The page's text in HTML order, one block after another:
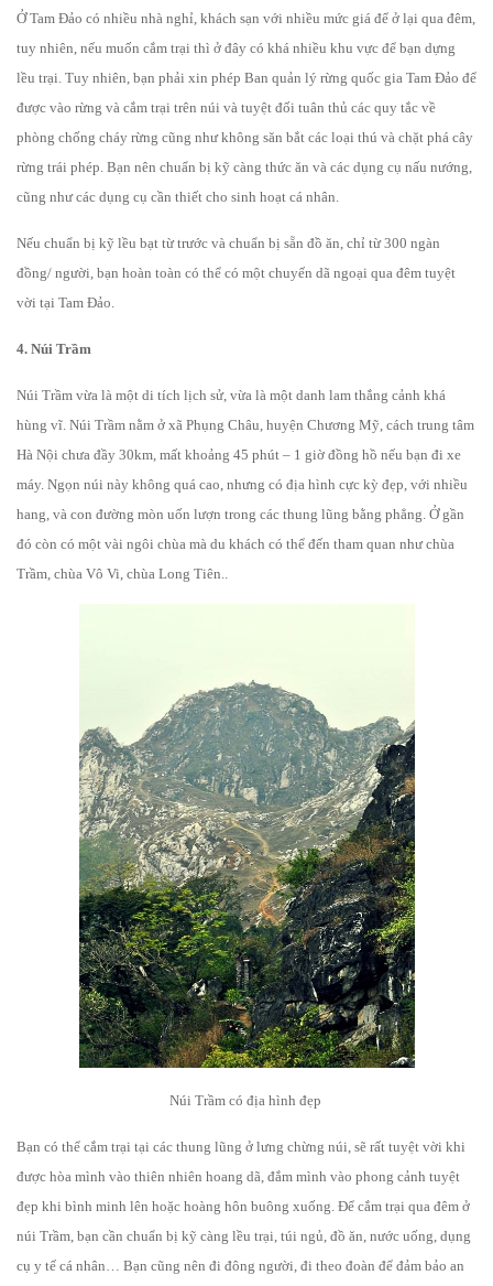
Ở Tam Đảo có nhiều nhà nghỉ, khách sạn với nhiều mức giá để ở lại qua đêm,
tuy nhiên, nếu muốn cắm trại thì ở đây có khá nhiều khu vực để bạn dựng
lều trại. Tuy nhiên, bạn phải xin phép Ban quản lý rừng quốc gia Tam Đảo để
được vào rừng và cắm trại trên núi và tuyệt đối tuân thủ các quy tắc về
phòng chống cháy rừng cũng như không săn bắt các loại thú và chặt phá cây
rừng trái phép. Bạn nên chuẩn bị kỹ càng thức ăn và các dụng cụ nấu nướng,
cũng như các dụng cụ cần thiết cho sinh hoạt cá nhân.
Nếu chuẩn bị kỹ lều bạt từ trước và chuẩn bị sẵn đồ ăn, chỉ từ 300 ngàn
đồng/ người, bạn hoàn toàn có thể có một chuyến dã ngoại qua đêm tuyệt
vời tại Tam Đảo.
4. Núi Trầm
Núi Trầm vừa là một di tích lịch sử, vừa là một danh lam thắng cảnh khá
hùng vĩ. Núi Trầm nằm ở xã Phụng Châu, huyện Chương Mỹ, cách trung tâm
Hà Nội chưa đầy 30km, mất khoảng 45 phút – 1 giờ đồng hồ nếu bạn đi xe
máy. Ngọn núi này không quá cao, nhưng có địa hình cực kỳ đẹp, với nhiều
hang, và con đường mòn uốn lượn trong các thung lũng bằng phẳng. Ở gần
đó còn có một vài ngôi chùa mà du khách có thể đến tham quan như chùa
Trầm, chùa Vô Vi, chùa Long Tiên..
Núi Trầm có địa hình đẹp
Bạn có thể cắm trại tại các thung lũng ở lưng chừng núi, sẽ rất tuyệt vời khi
được hòa mình vào thiên nhiên hoang dã, đắm mình vào phong cảnh tuyệt
đẹp khi bình minh lên hoặc hoàng hôn buông xuống. Để cắm trại qua đêm ở
núi Trầm, bạn cần chuẩn bị kỹ càng lều trại, túi ngủ, đồ ăn, nước uống, dụng
cụ y tế cá nhân… Bạn cũng nên đi đông người, đi theo đoàn để đảm bảo an